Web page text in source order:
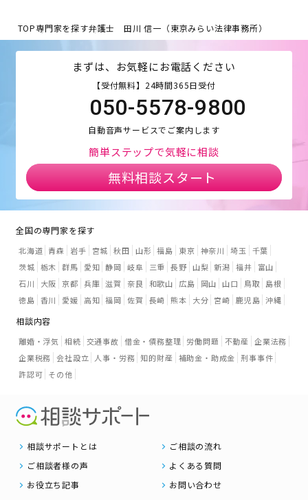
TOP専門家を探す弁護士 田川 信一（東京みらい法律事務所）
まずは、お気軽にお電話ください
【受付無料】24時間365日受付
050-5578-9800
自動音声サービスでご案内します
簡単ステップで気軽に相談
無料相談スタート
全国の専門家を探す
北海道 青森 岩手 宮城 秋田 山形 福島 東京 神奈川 埼玉
千葉
茨城 栃木 群馬 愛知 静岡 岐阜 三重 長野 山梨 新潟 福井
富山
石川
大阪 京都 兵庫 滋賀 奈良 和歌山 広島 岡山 山口 鳥取
島根
徳島 香川 愛媛 高知 福岡 佐賀 長崎 熊本 大分 宮崎 鹿児島 沖縄
相談内容
離婚・浮気 相続 交通事故 借金・債務整理 労働問題 不動産 企業法務
企業税務 会社設立 人事・労務 知的財産 補助金・助成金 刑事事件
許認可 その他
相談サポートとは
ご相談の流れ
ご相談者様の声
よくある質問
お役立ち記事
お問い合わせ